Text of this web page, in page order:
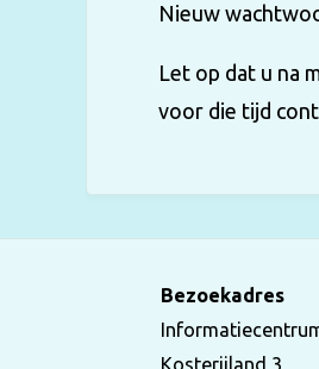
Nieuw
Let op dat u na
voor die tijd
Bezoekadres
Kosterijland 3